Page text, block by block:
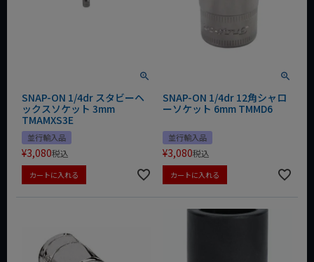
SNAP-ON 1/4dr スタビーヘ
ックスソケット 3mm
TMAMXS3E
並行輸入品
¥3,080税込
カートに入れる
SNAP-ON 1/4dr 12角シャロ
ーソケット 6mm TMMD6
並行輸入品
¥3,080税込
カートに入れる